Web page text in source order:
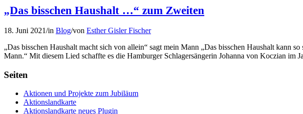
„Das bisschen Haushalt …“ zum Zweiten
18. Juni 2021/in Blog/von Esther Gisler Fischer
„Das bisschen Haushalt macht sich von allein“ sagt mein Mann „Das bisschen Haushalt kann
Mann.“ Mit diesem Lied schaffte es die Hamburger Schlagersängerin Johanna von Koczian
Seiten
Aktionen und Projekte zum Jubiläum
Aktionslandkarte
Aktionslandkarte neues Plugin